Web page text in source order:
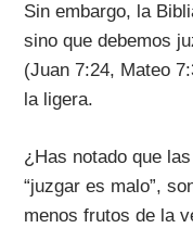
Sin embargo, la
sino que debemos
(Juan 7:24, Mateo
la ligera.
¿Has notado que
“juzgar es malo”,
menos frutos de la